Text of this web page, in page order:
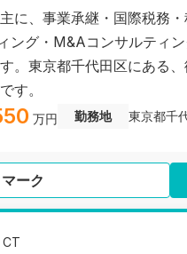
に、事業承継・国際税務
ング・M&Aコンサルティ
。東京都千代田区にある
す。
万円 勤務地 東京都千
ーク